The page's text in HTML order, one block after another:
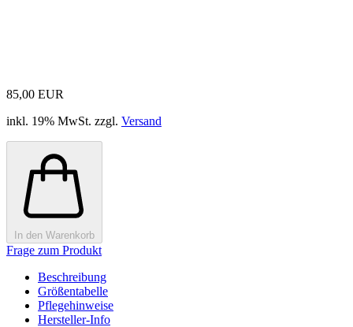
85,00 EUR
inkl. 19% MwSt. zzgl. Versand
In den Warenkorb
Frage zum Produkt
Beschreibung
Größentabelle
Pflegehinweise
Hersteller-Info